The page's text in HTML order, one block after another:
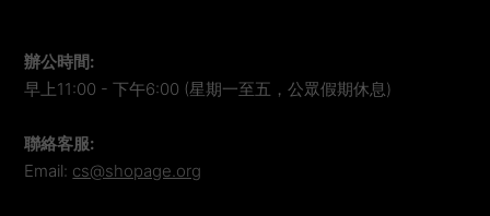
辦公時間:
早上11:00 - 下午6:00 (星期一至五，公眾假期休息)
聯絡客服:
Email: cs@shopage.org